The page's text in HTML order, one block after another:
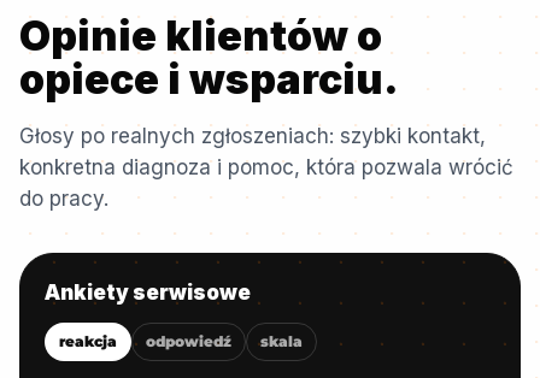
Opinie klientów o
opiece i wsparciu.
Głosy po realnych zgłoszeniach: szybki kontakt,
konkretna diagnoza i pomoc, która pozwala wrócić
do pracy.
Ankiety serwisowe
reakcja odpowiedź skala